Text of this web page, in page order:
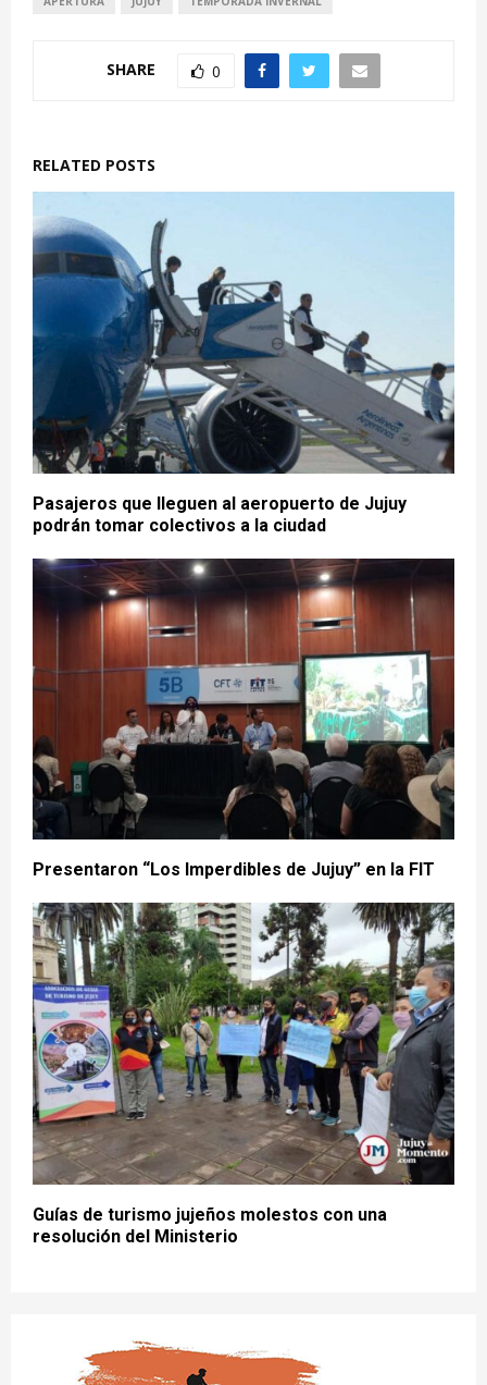
SHARE 0
RELATED POSTS
Pasajeros que lleguen al aeropuerto de Jujuy
podrán tomar colectivos a la ciudad
Presentaron “Los Imperdibles de Jujuy” en la FIT
Guías de turismo jujeños molestos con una
resolución del Ministerio